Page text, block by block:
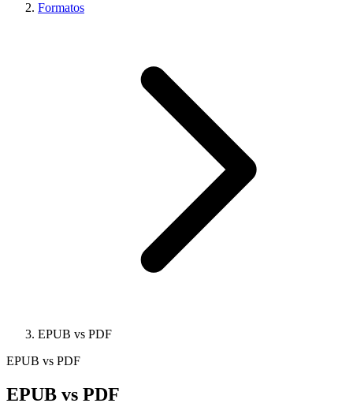
Formatos
EPUB vs PDF
EPUB vs PDF
EPUB vs PDF